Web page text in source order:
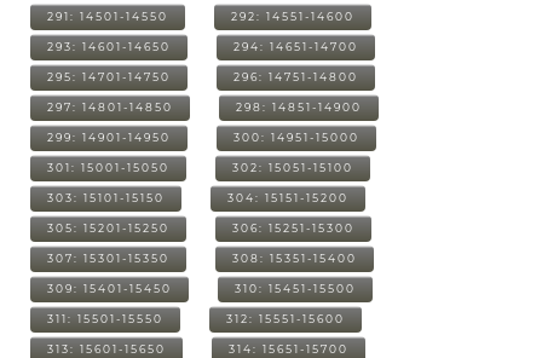
291: 14501-14550 292: 14551-14600
293: 14601-14650 294: 14651-14700
295: 14701-14750 296: 14751-14800
297: 14801-14850 298: 14851-14900
299: 14901-14950 300: 14951-15000
301: 15001-15050 302: 15051-15100
303: 15101-15150 304: 15151-15200
305: 15201-15250 306: 15251-15300
307: 15301-15350 308: 15351-15400
309: 15401-15450 310: 15451-15500
311: 15501-15550 312: 15551-15600
313: 15601-15650 314: 15651-15700